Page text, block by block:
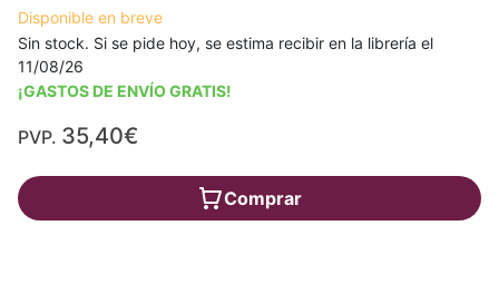
Disponible en breve
Sin stock. Si se pide hoy, se estima recibir en la librería el
11/08/26
¡GASTOS DE ENVÍO GRATIS!
PVP. 35,40€
Comprar